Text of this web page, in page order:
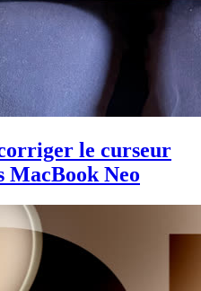
le curseur
MacBook Neo